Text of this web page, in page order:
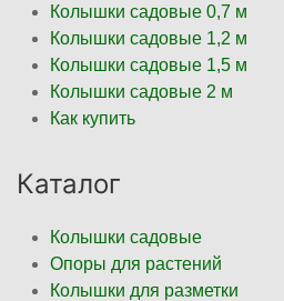
Колышки садовые 0,7 м
Колышки садовые 1,2 м
Колышки садовые 1,5 м
Колышки садовые 2 м
Как купить
Каталог
Колышки садовые
Опоры для растений
Колышки для разметки